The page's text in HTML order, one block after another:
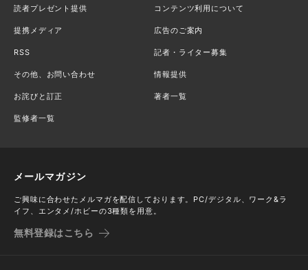
読者プレゼント提供 コンテンツ利用について
提携メディア 広告のご案内
RSS 記者・ライター募集
その他、お問い合わせ 情報提供
お詫びと訂正 著者一覧
監修者一覧
メールマガジン
ご興味に合わせたメルマガを配信しております。PC/デジタル、ワーク&ラ
イフ、エンタメ/ホビーの3種類を用意。
無料登録はこちら